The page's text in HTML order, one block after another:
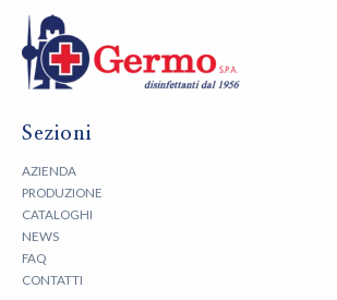
Sezioni
AZIENDA
PRODUZIONE
CATALOGHI
NEWS
FAQ
CONTATTI